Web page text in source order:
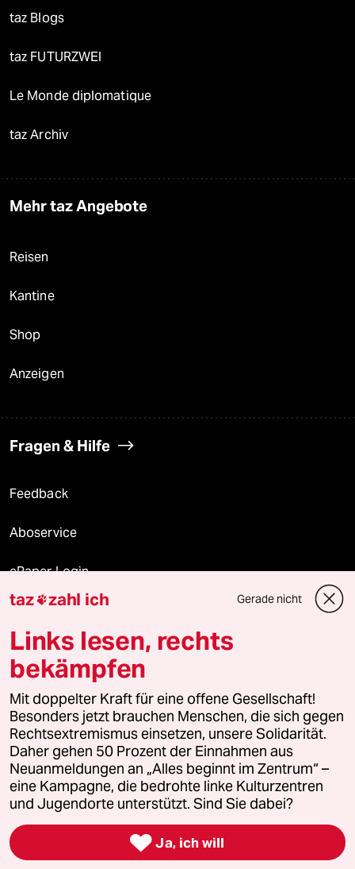
taz Blogs
taz FUTURZWEI
Le Monde diplomatique
taz Archiv
Mehr taz Angebote
Reisen
Kantine
Shop
Anzeigen
Fragen & Hilfe
Feedback
Aboservice
ePaper Login
Downloads für Abonnierende
© 2026 taz Verlags und Vertriebs GmbH
Alle Rechte vorbehalten. Bei rechtlichen Fragen oder für Genehmigungen
wenden Sie sich bitte an
lizenzen@taz.de
Feedback Redaktionsstatut Kommune-Richtlinien
Leitlinie Informant Datenschutz Impressum AGB
Seitenwende Einwilligungen widerrufen (Ads)
taz zahl ich Gerade nicht
Links lesen, rechts
bekämpfen
Mit doppelter Kraft für eine offene Gesellschaft!
Besonders jetzt brauchen Menschen, die sich gegen
Rechtsextremismus einsetzen, unsere Solidarität.
Daher gehen 50 Prozent der Einnahmen aus
Neuanmeldungen an „Alles beginnt im Zentrum“ –
eine Kampagne, die bedrohte linke Kulturzentren
und Jugendorte unterstützt. Sind Sie dabei?
 Ja, ich will